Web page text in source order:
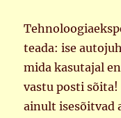
teada: ise
mida kasutajal
vastu posti
ainult isesõitvad